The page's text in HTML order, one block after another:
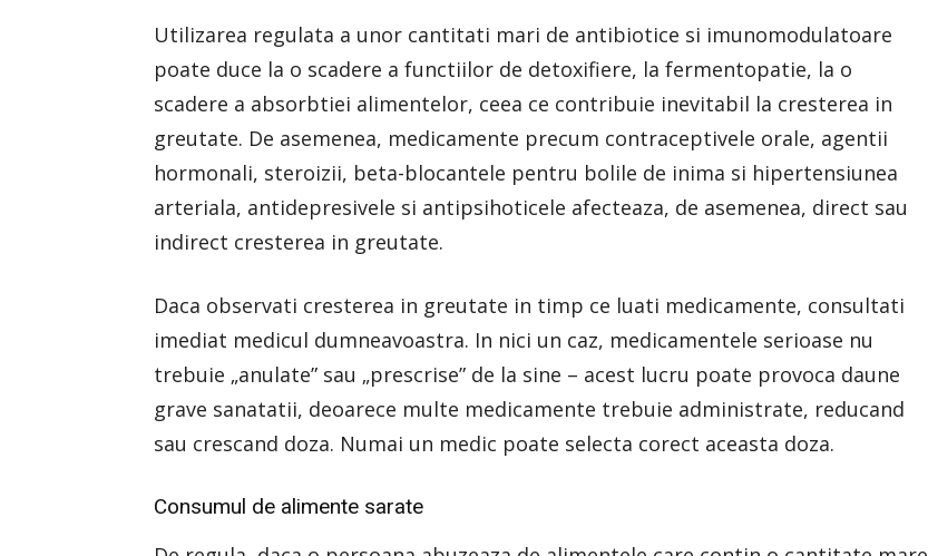
Utilizarea regulata a unor cantitati mari de antibiotice si imunomodulatoare
poate duce la o scadere a functiilor de detoxifiere, la fermentopatie, la o
scadere a absorbtiei alimentelor, ceea ce contribuie inevitabil la cresterea in
greutate. De asemenea, medicamente precum contraceptivele orale, agentii
hormonali, steroizii, beta-blocantele pentru bolile de inima si hipertensiunea
arteriala, antidepresivele si antipsihoticele afecteaza, de asemenea, direct sau
indirect cresterea in greutate.
Daca observati cresterea in greutate in timp ce luati medicamente, consultati
imediat medicul dumneavoastra. In nici un caz, medicamentele serioase nu
trebuie „anulate” sau „prescrise” de la sine – acest lucru poate provoca daune
grave sanatatii, deoarece multe medicamente trebuie administrate, reducand
sau crescand doza. Numai un medic poate selecta corect aceasta doza.
Consumul de alimente sarate